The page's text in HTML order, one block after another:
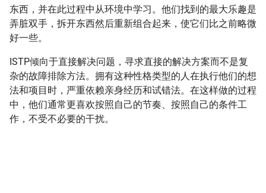
东西，并在此过程中从环境中学习。他们找到的最大乐趣是
弄脏双手，拆开东西然后重新组合起来，使它们比之前略微
好一些。
ISTP倾向于直接解决问题，寻求直接的解决方案而不是复
杂的故障排除方法。拥有这种性格类型的人在执行他们的想
法和项目时，严重依赖亲身经历和试错法。在这样做的过程
中，他们通常更喜欢按照自己的节奏、按照自己的条件工
作，不受不必要的干扰。